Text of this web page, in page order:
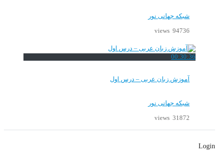
شبکه جهانی نور
94736 views
00:30:36
آموزش زبان عربی – درس اول
شبکه جهانی نور
31872 views
Login